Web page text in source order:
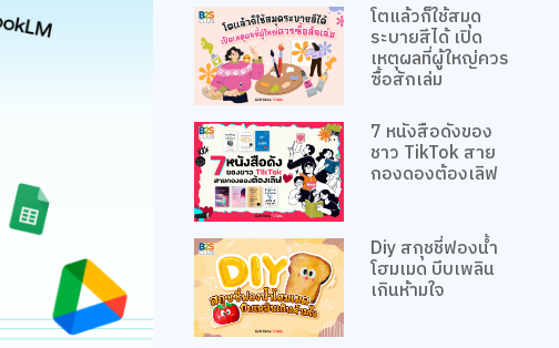
โตแล้วก็ใช้สมุด
ระบายสีได้ เปิด
เหตุผลที่ผู้ใหญ่ควร
ซื้อสักเล่ม
7 หนังสือดังของ
ชาว TikTok สาย
กองดองต้องเลิฟ
Diy สกุชชี่ฟองน้ำ
โฮมเมด บีบเพลิน
เกินห้ามใจ